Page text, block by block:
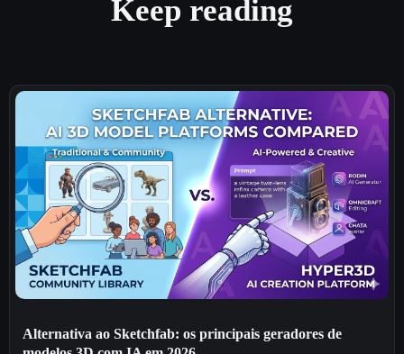
Keep reading
Alternativa ao Sketchfab: os principais geradores de